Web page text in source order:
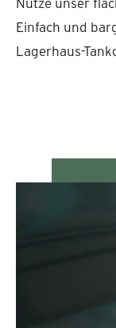
Einfach und
Lagerhaus-